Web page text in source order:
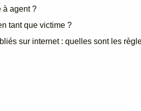
à agent ?
tant que victime ?
sur internet : quelles sont les